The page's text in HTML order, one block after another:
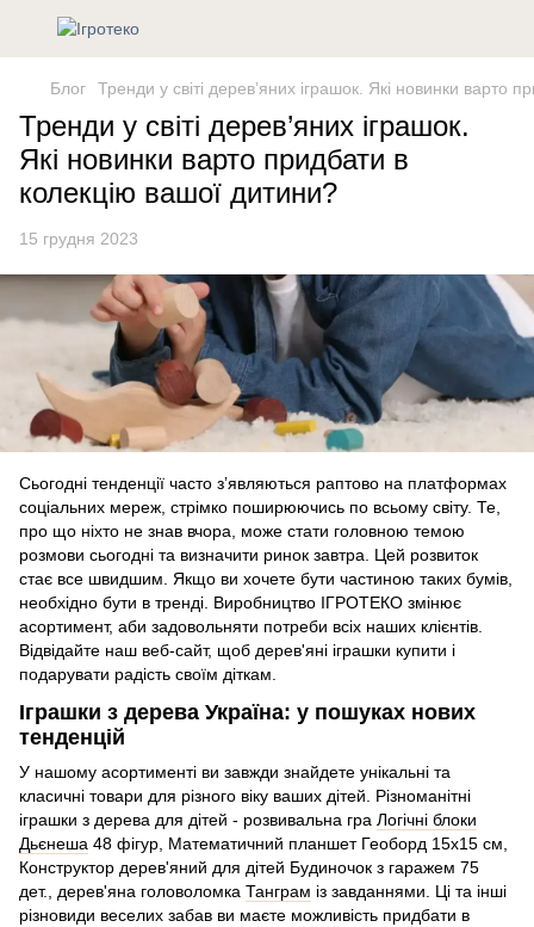
Блог Тренди у світі дерев’яних іграшок. Які новинки варто
Тренди у світі дерев’яних іграшок.
Які новинки варто придбати в
колекцію вашої дитини?
15 грудня 2023
Сьогодні тенденції часто з’являються раптово на платформах
соціальних мереж, стрімко поширюючись по всьому світу. Те,
про що ніхто не знав вчора, може стати головною темою
розмови сьогодні та визначити ринок завтра. Цей розвиток
стає все швидшим. Якщо ви хочете бути частиною таких бумів,
необхідно бути в тренді. Виробництво ІГРОТЕКО змінює
асортимент, аби задовольняти потреби всіх наших клієнтів.
Відвідайте наш веб-сайт, щоб дерев'яні іграшки купити і
подарувати радість своїм діткам.
Іграшки з дерева Україна: у пошуках нових
тенденцій
У нашому асортименті ви завжди знайдете унікальні та
класичні товари для різного віку ваших дітей. Різноманітні
іграшки з дерева для дітей - розвивальна гра Логічні блоки
Дьєнеша 48 фігур, Математичний планшет Геоборд 15х15 см,
Конструктор дерев'яний для дітей Будиночок з гаражем 75
дет., дерев'яна головоломка Танграм із завданнями. Ці та інші
різновиди веселих забав ви маєте можливість придбати в